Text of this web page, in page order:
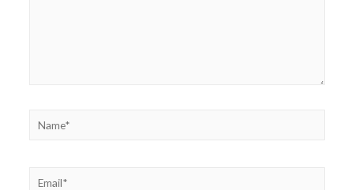
Name*
Email*